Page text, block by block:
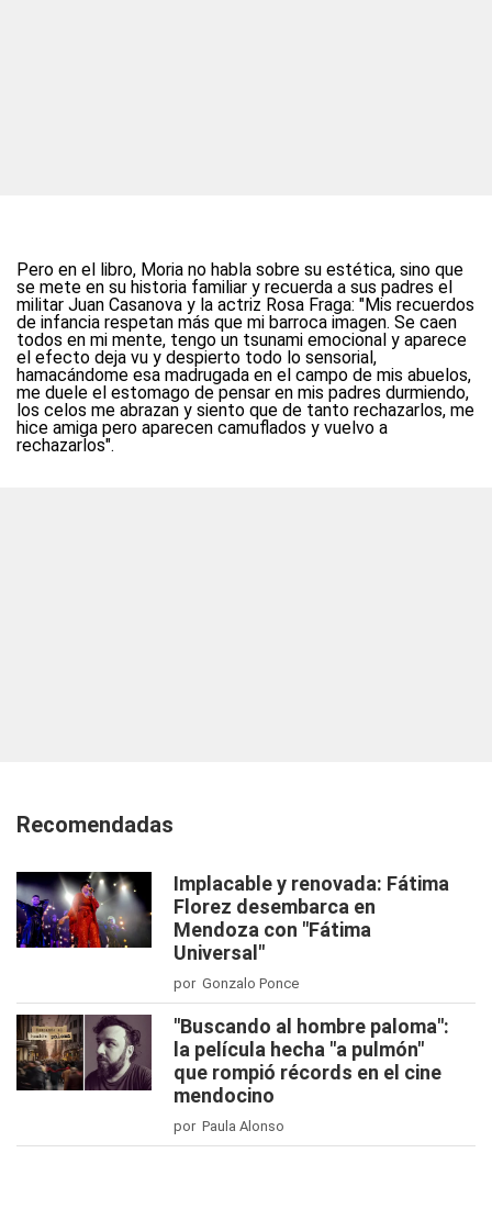
Pero en el libro, Moria no habla sobre su estética, sino que
se mete en su historia familiar y recuerda a sus padres el
militar Juan Casanova y la actriz Rosa Fraga: "Mis recuerdos
de infancia respetan más que mi barroca imagen. Se caen
todos en mi mente, tengo un tsunami emocional y aparece
el efecto deja vu y despierto todo lo sensorial,
hamacándome esa madrugada en el campo de mis abuelos,
me duele el estomago de pensar en mis padres durmiendo,
los celos me abrazan y siento que de tanto rechazarlos, me
hice amiga pero aparecen camuflados y vuelvo a
rechazarlos".
Recomendadas
Implacable y renovada: Fátima
Florez desembarca en
Mendoza con "Fátima
Universal"
por Gonzalo Ponce
"Buscando al hombre paloma":
la película hecha "a pulmón"
que rompió récords en el cine
mendocino
por Paula Alonso